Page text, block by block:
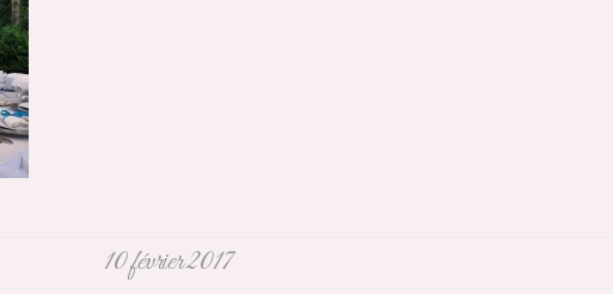
10 février 2017